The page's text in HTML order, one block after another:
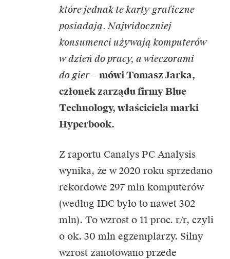
które jednak te karty graficzne
posiadają. Najwidoczniej
konsumenci używają komputerów
w dzień do pracy, a wieczorami
do gier – mówi Tomasz Jarka,
członek zarządu firmy Blue
Technology, właściciela marki
Hyperbook.
Z raportu Canalys PC Analysis
wynika, że w 2020 roku sprzedano
rekordowe 297 mln komputerów
(według IDC było to nawet 302
mln). To wzrost o 11 proc. r/r, czyli
o ok. 30 mln egzemplarzy. Silny
wzrost zanotowano przede